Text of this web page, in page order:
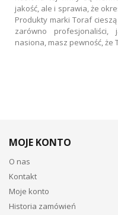
jakość, ale i sprawia, że
Produkty marki Toraf
zarówno
nasiona, masz pewność, że
MOJE KONTO
O nas
Kontakt
Moje konto
Historia zamówień